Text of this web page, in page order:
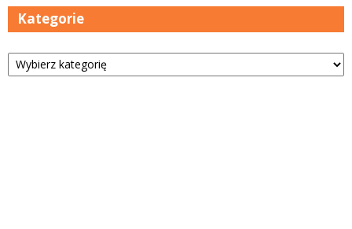
Kategorie
Kategorie